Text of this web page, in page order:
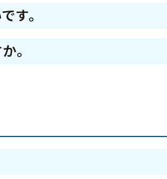
す。
お問い合わせください。
。